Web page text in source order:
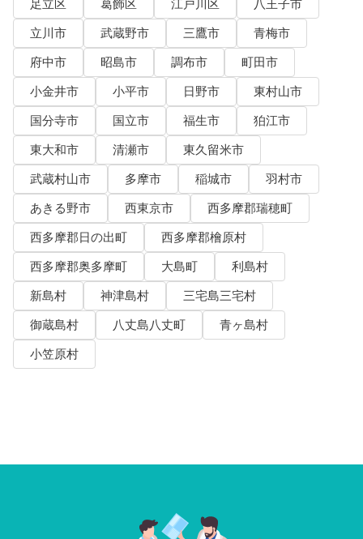
足立区
葛飾区 江戸川区
八王子市
立川市
武蔵野市 三鷹市
青梅市
府中市
昭島市 調布市
町田市
小金井市
小平市 日野市
東村山市
国分寺市
国立市 福生市
狛江市
東大和市
清瀬市
東久留米市
武蔵村山市
多摩市 稲城市
羽村市
あきる野市
西東京市
西多摩郡瑞穂町
西多摩郡日の出町
西多摩郡檜原村
西多摩郡奥多摩町
大島町
利島村
新島村
神津島村
三宅島三宅村
御蔵島村
八丈島八丈町
青ヶ島村
小笠原村